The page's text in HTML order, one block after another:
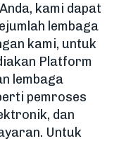
kami dapat
lembaga
kami, untuk
Platform
lembaga
pemroses
dan
Untuk